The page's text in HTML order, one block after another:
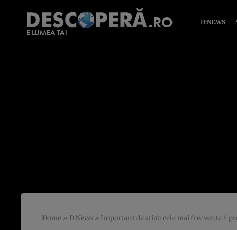
D:NEWS
Home » D:News » Important de ştiut: cele mai frecvente 4